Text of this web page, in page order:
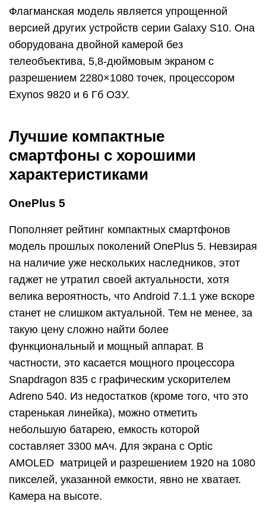
Флагманская модель является упрощенной
версией других устройств серии Galaxy S10. Она
оборудована двойной камерой без
телеобъектива, 5,8-дюймовым экраном с
разрешением 2280×1080 точек, процессором
Exynos 9820 и 6 Гб ОЗУ.
Лучшие компактные
смартфоны с хорошими
характеристиками
OnePlus 5
Пополняет рейтинг компактных смартфонов
модель прошлых поколений OnePlus 5. Невзирая
на наличие уже нескольких наследников, этот
гаджет не утратил своей актуальности, хотя
велика вероятность, что Android 7.1.1 уже вскоре
станет не слишком актуальной. Тем не менее, за
такую цену сложно найти более
функциональный и мощный аппарат. В
частности, это касается мощного процессора
Snapdragon 835 с графическим ускорителем
Adreno 540. Из недостатков (кроме того, что это
старенькая линейка), можно отметить
небольшую батарею, емкость которой
составляет 3300 мАч. Для экрана с Optic
AMOLED матрицей и разрешением 1920 на 1080
пикселей, указанной емкости, явно не хватает.
Камера на высоте.